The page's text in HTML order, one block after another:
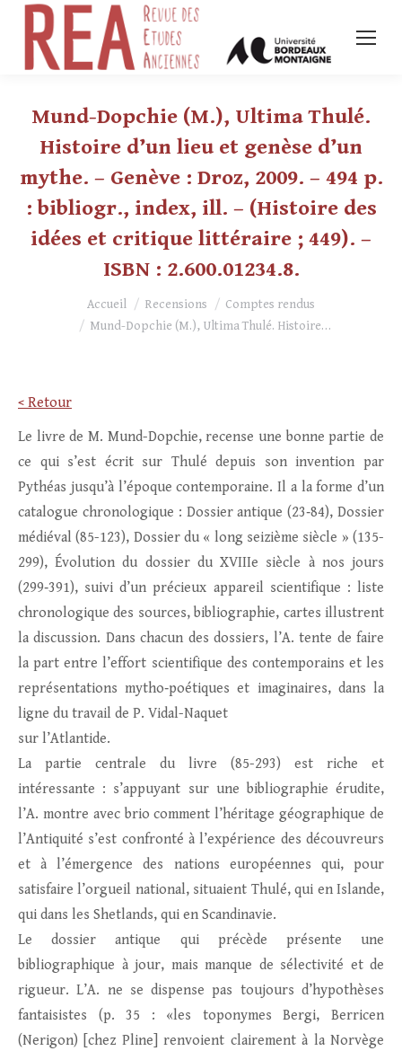
Mund-Dopchie (M.), Ultima Thulé.
Histoire d’un lieu et genèse d’un
mythe. – Genève : Droz, 2009. – 494 p.
: bibliogr., index, ill. – (Histoire des
idées et critique littéraire ; 449). –
ISBN : 2.600.01234.8.
Vous êtes ici :Accueil Recensions
Comptes rendus
Mund-Dopchie (M.), Ultima Thulé. Histoire…
< Retour
Le livre de M. Mund-Dopchie, recense une bonne partie de
ce qui s’est écrit sur Thulé depuis son invention par
Pythéas jusqu’à l’époque contemporaine. Il a la forme d’un
catalogue chronologique : Dossier antique (23‑84), Dossier
médiéval (85-123), Dossier du « long seizième siècle » (135-
299), Évolution du dossier du XVIIIe siècle à nos jours
(299‑391), suivi d’un précieux appareil scientifique : liste
chronologique des sources, bibliographie, cartes illustrent
la discussion. Dans chacun des dossiers, l’A. tente de faire
la part entre l’effort scientifique des contemporains et les
représentations mytho‑poétiques et imaginaires, dans la
ligne du travail de P. Vidal-Naquet
sur l’Atlantide.
La partie centrale du livre (85-293) est riche et
intéressante : s’appuyant sur une bibliographie érudite,
l’A. montre avec brio comment l’héritage géographique de
l’Antiquité s’est confronté à l’expérience des découvreurs
et à l’émergence des nations européennes qui, pour
satisfaire l’orgueil national, situaient Thulé, qui en Islande,
qui dans les Shetlands, qui en Scandinavie.
Le dossier antique qui précède présente une
bibliographique à jour, mais manque de sélectivité et de
rigueur. L’A. ne se dispense pas toujours d’hypothèses
fantaisistes (p. 35 : «les toponymes Bergi, Berricen
(Nerigon) [chez Pline] renvoient clairement à la Norvège